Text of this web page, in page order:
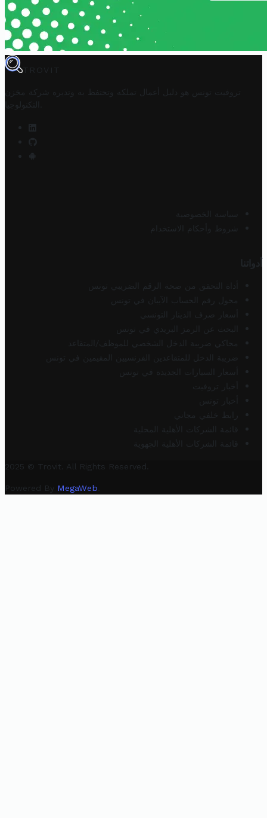
TROVIT
تروفيت تونس هو دليل أعمال تملكه وتحتفظ به وتديره
شركة مخزن
التكنولوجيا
سياسة الخصوصية
شروط وأحكام الاستخدام
أدواتنا
أداة التحقق من صحة الرقم الضريبي تونس
محول رقم الحساب الآيبان في تونس
أسعار صرف الدينار التونسي
البحث عن الرمز البريدي في تونس
محاكي ضريبة الدخل الشخصي للموظف/المتقاعد
ضريبة الدخل للمتقاعدين الفرنسيين المقيمين في تونس
أسعار السيارات الجديدة في تونس
أخبار تروفيت
أخبار تونس
رابط خلفي مجاني
قائمة الشركات الأهلية المحلية
قائمة الشركات الأهلية الجهوية
2025 © Trovit. All Rights Reserved.
Powered By MegaWeb